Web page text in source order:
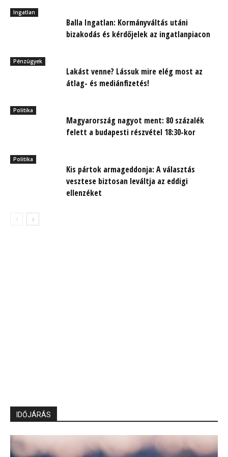
Ingatlan
Balla Ingatlan: Kormányváltás utáni
bizakodás és kérdőjelek az ingatlanpiacon
Pénzügyek
Lakást venne? Lássuk mire elég most az
átlag- és mediánfizetés!
Politika
Magyarország nagyot ment: 80 százalék
felett a budapesti részvétel 18:30-kor
Politika
Kis pártok armageddonja: A választás
vesztese biztosan leváltja az eddigi
ellenzéket
IDŐJÁRÁS